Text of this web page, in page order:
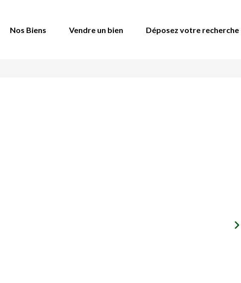
Nos Biens Vendre un bien Déposez votre recherche